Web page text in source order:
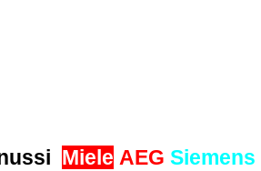
Miele AEG Siemens